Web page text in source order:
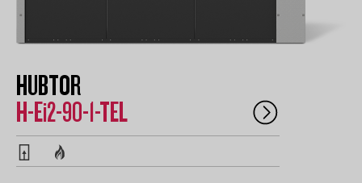
HUBTOR
H-Ei2-90-1-TEL